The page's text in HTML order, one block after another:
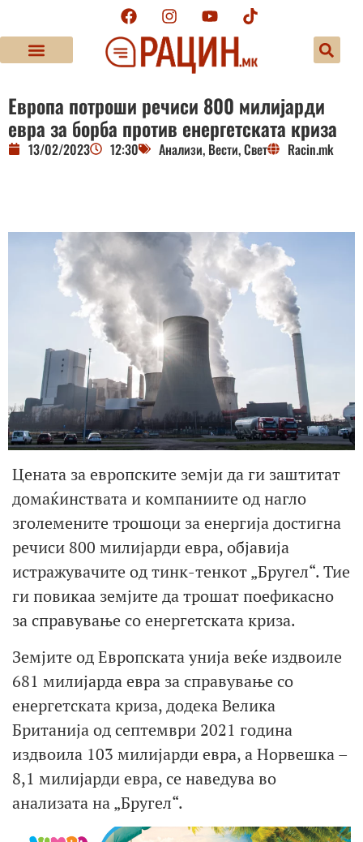
Европа потроши речиси 800 милијарди
евра за борба против енергетската криза
13/02/2023 12:30 Анализи, Вести,Свет Racin.mk
Цената за европските земји да ги заштитат
домаќинствата и компаниите од нагло
зголемените трошоци за енергија достигна
речиси 800 милијарди евра, објавија
истражувачите од тинк-тенкот „Бругел“. Тие
ги повикаа земјите да трошат поефикасно
за справување со енергетската криза.
Земјите од Европската унија веќе издвоиле
681 милијарда евра за справување со
енергетската криза, додека Велика
Британија од септември 2021 година
издвоила 103 милијарди евра, а Норвешка –
8,1 милијарди евра, се наведува во
анализата на „Бругел“.